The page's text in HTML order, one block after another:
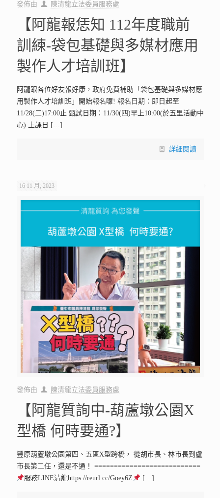
發佈由 陳清龍立法委員服務處
【阿龍報恁知 112年度職前
訓練-袋包基礎與多媒材應用
製作人才培訓班】
阿龍跟各位好友報好康，政府免費補助「袋包基礎與多媒材應
用製作人才培訓班」開始報名囉! 報名日期：即日起至
11/28(二)17:00止 甄試日期：11/30(四)早上10:00(於五里活動中
心) 上課日 […]
詳細閱讀
16 11 月, 2023
發佈由 陳清龍立法委員服務處
【阿龍質詢中-葫蘆墩公園X
型橋 何時要通?】
豐原葫蘆墩公園第四、五區X型跨橋， 從胡市長、林市長到盧
市長第二任，還是不通！ ===========================
服務LINE清龍https://reurl.cc/Goey6Z
[…]